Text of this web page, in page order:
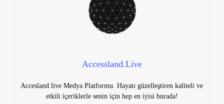
Accessland.Live
Accesland.live Medya Platformu. Hayatı güzelleştiren kaliteli ve
etkili içeriklerle senin için hep en iyisi burada!